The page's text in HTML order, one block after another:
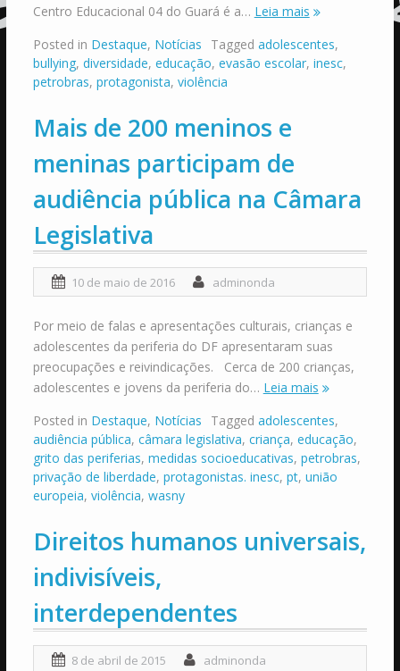
Centro Educacional 04 do Guará é a… Leia mais
Posted in Destaque, Notícias Tagged adolescentes,
bullying, diversidade, educação, evasão escolar, inesc,
petrobras, protagonista, violência
Mais de 200 meninos e
meninas participam de
audiência pública na Câmara
Legislativa
10 de maio de 2016 adminonda
Por meio de falas e apresentações culturais, crianças e
adolescentes da periferia do DF apresentaram suas
preocupações e reivindicações. Cerca de 200 crianças,
adolescentes e jovens da periferia do… Leia mais
Posted in Destaque, Notícias Tagged adolescentes,
audiência pública, câmara legislativa, criança, educação,
grito das periferias, medidas socioeducativas, petrobras,
privação de liberdade, protagonistas. inesc, pt, união
europeia, violência, wasny
Direitos humanos universais,
indivisíveis,
interdependentes
8 de abril de 2015 adminonda